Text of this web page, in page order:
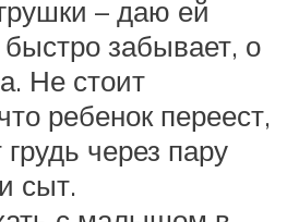
– даю ей
быстро забывает, о
Не стоит
ребенок переест,
грудь через пару
сыт.